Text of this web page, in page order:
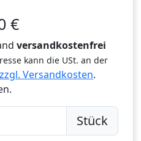
€
versandkostenfrei
kann die USt. an der
zzgl. Versandkosten.
Stück